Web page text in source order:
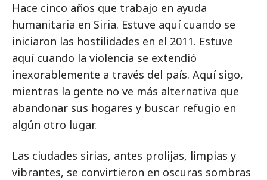
Hace cinco años que trabajo en ayuda
humanitaria en Siria. Estuve aquí cuando se
iniciaron las hostilidades en el 2011. Estuve
aquí cuando la violencia se extendió
inexorablemente a través del país. Aquí sigo,
mientras la gente no ve más alternativa que
abandonar sus hogares y buscar refugio en
algún otro lugar.
Las ciudades sirias, antes prolijas, limpias y
vibrantes, se convirtieron en oscuras sombras